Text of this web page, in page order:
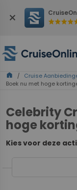
close starstarstarstar
home / Cruise
Boek nu met hoge
Celebrity
hoge
Kies voor deze